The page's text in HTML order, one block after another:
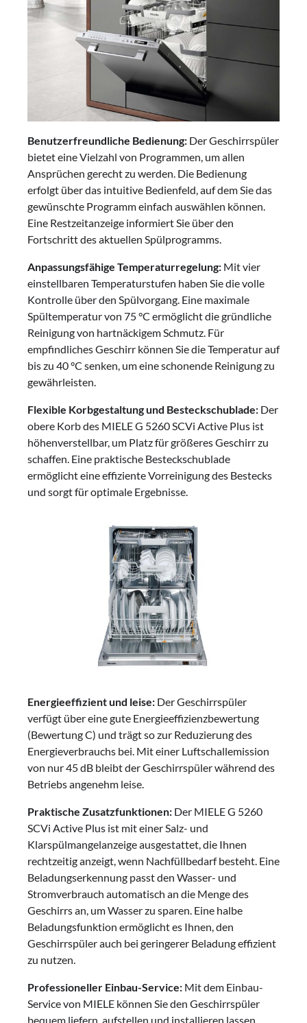
Benutzerfreundliche Bedienung: Der Geschirrspüler
bietet eine Vielzahl von Programmen, um allen
Ansprüchen gerecht zu werden. Die Bedienung
erfolgt über das intuitive Bedienfeld, auf dem Sie das
gewünschte Programm einfach auswählen können.
Eine Restzeitanzeige informiert Sie über den
Fortschritt des aktuellen Spülprogramms.
Anpassungsfähige Temperaturregelung: Mit vier
einstellbaren Temperaturstufen haben Sie die volle
Kontrolle über den Spülvorgang. Eine maximale
Spültemperatur von 75 °C ermöglicht die gründliche
Reinigung von hartnäckigem Schmutz. Für
empfindliches Geschirr können Sie die Temperatur auf
bis zu 40 °C senken, um eine schonende Reinigung zu
gewährleisten.
Flexible Korbgestaltung und Besteckschublade: Der
obere Korb des MIELE G 5260 SCVi Active Plus ist
höhenverstellbar, um Platz für größeres Geschirr zu
schaffen. Eine praktische Besteckschublade
ermöglicht eine effiziente Vorreinigung des Bestecks
und sorgt für optimale Ergebnisse.
Energieeffizient und leise: Der Geschirrspüler
verfügt über eine gute Energieeffizienzbewertung
(Bewertung C) und trägt so zur Reduzierung des
Energieverbrauchs bei. Mit einer Luftschallemission
von nur 45 dB bleibt der Geschirrspüler während des
Betriebs angenehm leise.
Praktische Zusatzfunktionen: Der MIELE G 5260
SCVi Active Plus ist mit einer Salz- und
Klarspülmangelanzeige ausgestattet, die Ihnen
rechtzeitig anzeigt, wenn Nachfüllbedarf besteht. Eine
Beladungserkennung passt den Wasser- und
Stromverbrauch automatisch an die Menge des
Geschirrs an, um Wasser zu sparen. Eine halbe
Beladungsfunktion ermöglicht es Ihnen, den
Geschirrspüler auch bei geringerer Beladung effizient
zu nutzen.
Professioneller Einbau-Service: Mit dem Einbau-
Service von MIELE können Sie den Geschirrspüler
bequem liefern, aufstellen und installieren lassen.